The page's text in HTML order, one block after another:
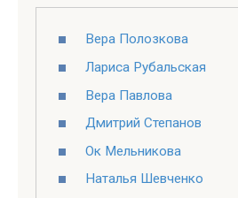
Вера Полозкова
Лариса Рубальская
Вера Павлова
Дмитрий Степанов
Ок Мельникова
Наталья Шевченко